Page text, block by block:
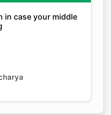
in case your middle